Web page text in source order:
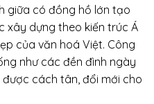
giữa có đồng hồ lớn tạo
xây dựng theo kiến trúc Á
của văn hoá Việt. Công
như các đền đình ngày
cách tân, đổi mới cho